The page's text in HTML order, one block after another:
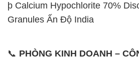
þ Calcium Hypochlorite 70%
Granules Ấn Độ India
📞 PHÒNG KINH DOANH –